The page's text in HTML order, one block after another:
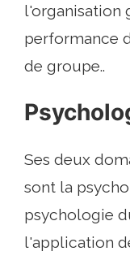
l'organisation
performance
de groupe..
Ses deux
sont la
psychologie
l'application